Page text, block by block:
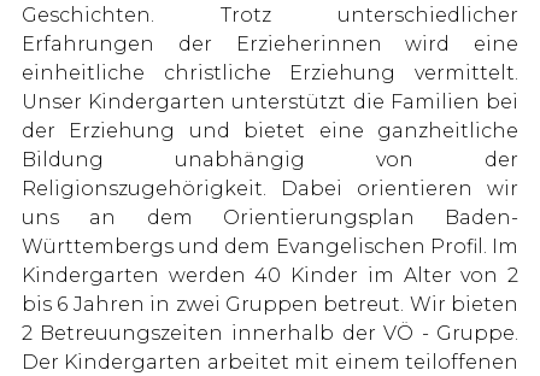
Geschichten. Trotz unterschiedlicher
Erfahrungen der Erzieherinnen wird eine
einheitliche christliche Erziehung vermittelt.
Unser Kindergarten unterstützt die Familien bei
der Erziehung und bietet eine ganzheitliche
Bildung unabhängig von der
Religionszugehörigkeit. Dabei orientieren wir
uns an dem Orientierungsplan Baden-
Württembergs und dem Evangelischen Profil. Im
Kindergarten werden 40 Kinder im Alter von 2
bis 6 Jahren in zwei Gruppen betreut. Wir bieten
2 Betreuungszeiten innerhalb der VÖ - Gruppe.
Der Kindergarten arbeitet mit einem teiloffenen